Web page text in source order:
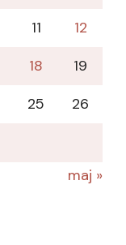
11
12
18
19
25
26
maj »